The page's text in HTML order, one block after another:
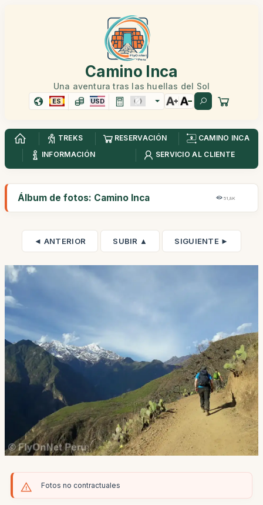
Camino Inca
Una aventura tras las huellas del Sol
ES USD
TREKS RESERVACIÓN
CAMINO INCA
INFORMACIÓN
SERVICIO AL CLIENTE
Álbum de fotos: Camino Inca 51,8K
◄ ANTERIOR SUBIR ▲ SIGUIENTE ►
Fotos no contractuales